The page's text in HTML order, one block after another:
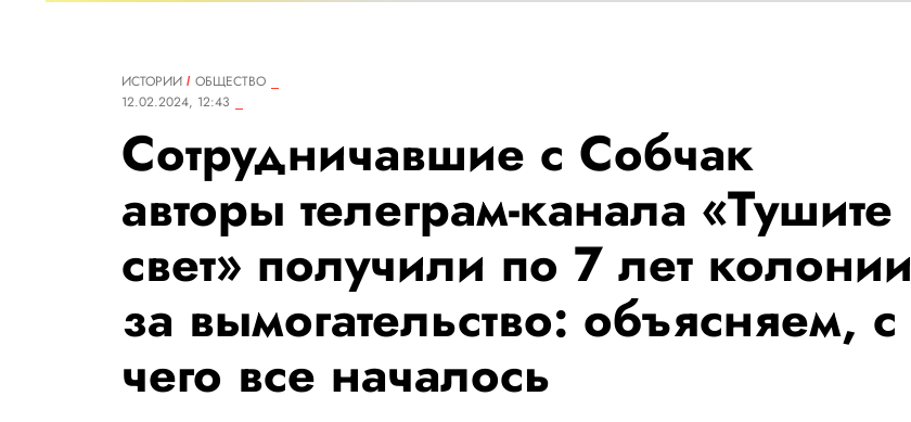
ИСТОРИИ
ОБЩЕСТВО
12.02.2024, 12:43
Сотрудничавшие с Собчак
авторы телеграм-канала «Тушите
свет» получили по 7 лет колонии
за вымогательство: объясняем, с
чего все началось